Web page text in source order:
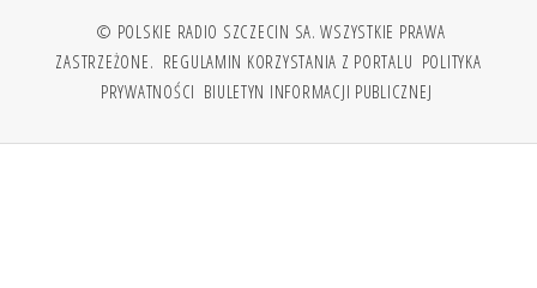
© POLSKIE RADIO SZCZECIN SA. WSZYSTKIE PRAWA
ZASTRZEŻONE. REGULAMIN KORZYSTANIA Z PORTALU POLITYKA
PRYWATNOŚCI BIULETYN INFORMACJI PUBLICZNEJ